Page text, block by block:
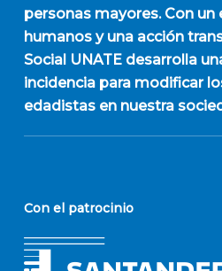
personas mayores. Con
humanos y una acción
Social UNATE desarrolla
incidencia para modificar
edadistas en nuestra
Con el patrocinio